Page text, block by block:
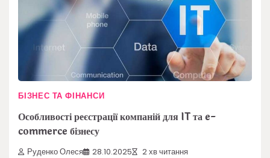
БІЗНЕС ТА ФІНАНСИ
Особливості реєстрації компаній для IT та e-
commerce бізнесу
Руденко Олеся 28.10.2025 2 хв читання